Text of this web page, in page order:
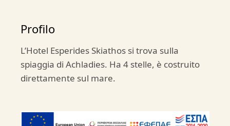
Profilo
L’Hotel Esperides Skiathos si trova sulla
spiaggia di Achladies. Ha 4 stelle, è costruito
direttamente sul mare.